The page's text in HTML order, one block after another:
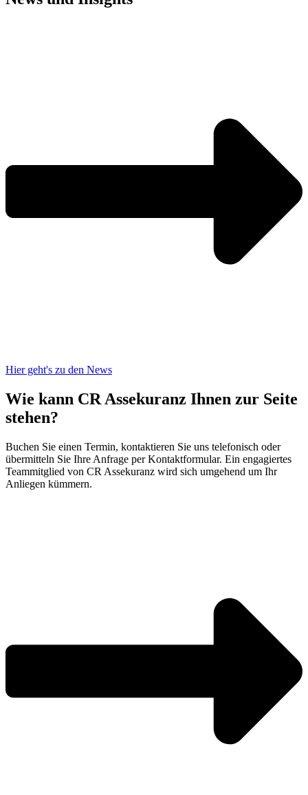
Hier geht's zu den News
Wie kann CR Assekuranz Ihnen zur Seite
stehen?
Buchen Sie einen Termin, kontaktieren Sie uns telefonisch oder
übermitteln Sie Ihre Anfrage per Kontaktformular. Ein engagiertes
Teammitglied von CR Assekuranz wird sich umgehend um Ihr
Anliegen kümmern.